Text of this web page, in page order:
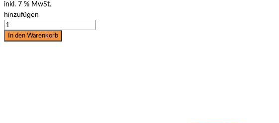
inkl. 7 % MwSt.
hinzufügen
Sprachkurs
Pferd
-
In den Warenkorb